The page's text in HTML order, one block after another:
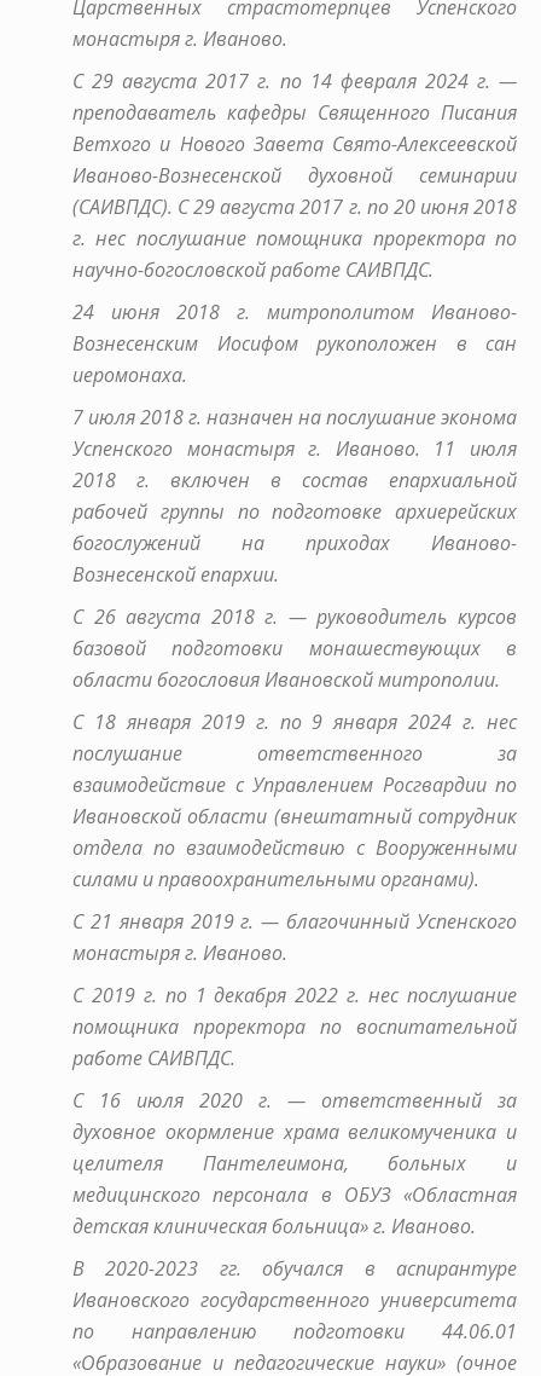
Царственных страстотерпцев Успенского
монастыря г. Иваново.
С 29 августа 2017 г. по 14 февраля 2024 г. —
преподаватель кафедры Священного Писания
Ветхого и Нового Завета Свято-Алексеевской
Иваново-Вознесенской духовной семинарии
(САИВПДС). С 29 августа 2017 г. по 20 июня 2018
г. нес послушание помощника проректора по
научно-богословской работе САИВПДС.
24 июня 2018 г. митрополитом Иваново-
Вознесенским Иосифом рукоположен в сан
иеромонаха.
7 июля 2018 г. назначен на послушание эконома
Успенского монастыря г. Иваново. 11 июля
2018 г. включен в состав епархиальной
рабочей группы по подготовке архиерейских
богослужений на приходах Иваново-
Вознесенской епархии.
С 26 августа 2018 г. — руководитель курсов
базовой подготовки монашествующих в
области богословия Ивановской митрополии.
С 18 января 2019 г. по 9 января 2024 г. нес
послушание ответственного за
взаимодействие с Управлением Росгвардии по
Ивановской области (внештатный сотрудник
отдела по взаимодействию с Вооруженными
силами и правоохранительными органами).
С 21 января 2019 г. — благочинный Успенского
монастыря г. Иваново.
С 2019 г. по 1 декабря 2022 г. нес послушание
помощника проректора по воспитательной
работе САИВПДС.
С 16 июля 2020 г. — ответственный за
духовное окормление храма великомученика и
целителя Пантелеимона, больных и
медицинского персонала в ОБУЗ «Областная
детская клиническая больница» г. Иваново.
В 2020-2023 гг. обучался в аспирантуре
Ивановского государственного университета
по направлению подготовки 44.06.01
«Образование и педагогические науки» (очное